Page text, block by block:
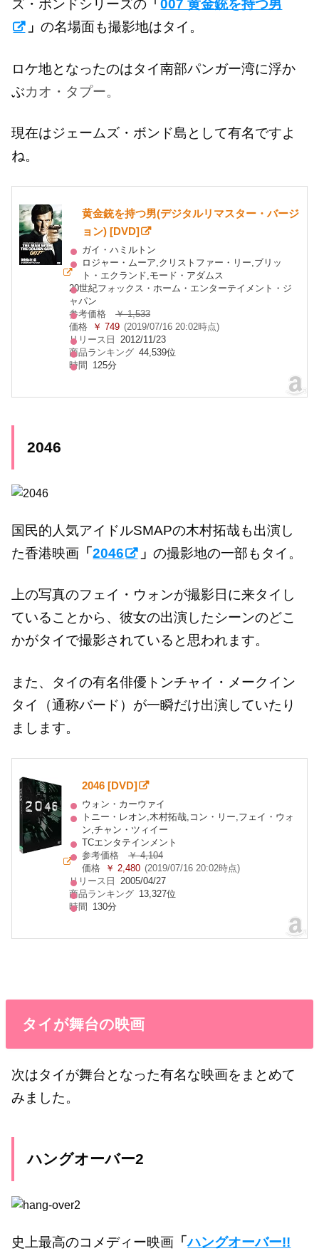
ズ・ボンドシリーズの 「007 黄金銃を持つ男
」の名場面も撮影地はタイ。
ロケ地となったのはタイ南部パンガー湾に浮か
ぶカオ・タプー。
現在はジェームズ・ボンド島として有名ですよ
ね。
黄金銃を持つ男(デジタルリマスター・バージ
ョン) [DVD]
ガイ・ハミルトン
ロジャー・ムーア,クリストファー・リー,ブリッ
ト・エクランド,モード・アダムス
20世紀フォックス・ホーム・エンターテイメント・ジ
ャパン
参考価格
￥ 1,533
価格
￥ 749 (2019/07/16 20:02時点)
リリース日
2012/11/23
商品ランキング 44,539位
時間
125分
2046
国民的人気アイドルSMAPの木村拓哉も出演し
た香港映画 「2046 」の撮影地の一部もタイ。
上の写真のフェイ・ウォンが撮影日に来タイし
ていることから、彼女の出演したシーンのどこ
かがタイで撮影されていると思われます。
また、タイの有名俳優トンチャイ・メークイン
タイ（通称バード）が一瞬だけ出演していたり
まします。
2046 [DVD]
ウォン・カーウァイ
トニー・レオン,木村拓哉,コン・リー,フェイ・ウォ
ン,チャン・ツィイー
TCエンタテインメント
参考価格
￥ 4,104
価格
￥ 2,480 (2019/07/16 20:02時点)
リリース日
2005/04/27
商品ランキング 13,327位
時間
130分
タイが舞台の映画
次はタイが舞台となった有名な映画をまとめて
みました。
ハングオーバー2
史上最高のコメディー映画 「ハングオーバー!!